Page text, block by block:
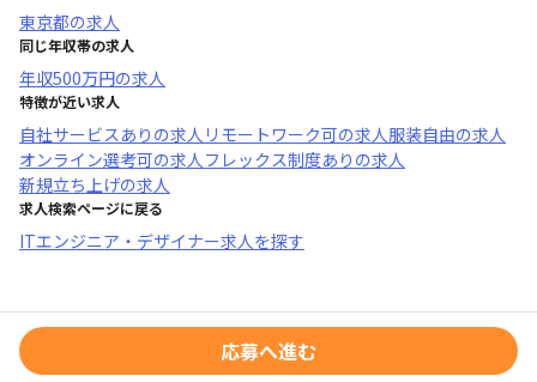
東京都の求人
同じ年収帯の求人
年収500万円の求人
特徴が近い求人
自社サービスあり の求人 リモートワーク可の求人服装自由の求人
オンライン選考可の求人フレックス制度あり の求人
新規立ち上げの求人
求人検索ページに戻る
ITエンジニア・デザイナー求人を探す
応募へ進む